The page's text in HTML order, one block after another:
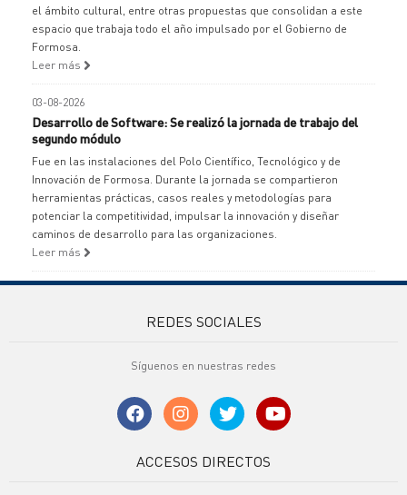
el ámbito cultural, entre otras propuestas que consolidan a este
espacio que trabaja todo el año impulsado por el Gobierno de
Formosa.
Leer más
03-08-2026
Desarrollo de Software: Se realizó la jornada de trabajo del
segundo módulo
Fue en las instalaciones del Polo Científico, Tecnológico y de
Innovación de Formosa. Durante la jornada se compartieron
herramientas prácticas, casos reales y metodologías para
potenciar la competitividad, impulsar la innovación y diseñar
caminos de desarrollo para las organizaciones.
Leer más
REDES SOCIALES
Síguenos en nuestras redes
ACCESOS DIRECTOS